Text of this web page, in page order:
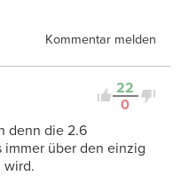
Kommentar melden
22
0
denn die 2.6
immer über den einzig
wird.